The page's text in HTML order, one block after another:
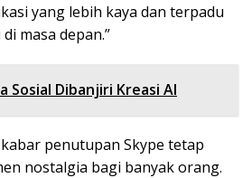
yang lebih kaya dan terpadu
masa depan.”
Sosial Dibanjiri Kreasi AI
penutupan Skype tetap
nostalgia bagi banyak orang.